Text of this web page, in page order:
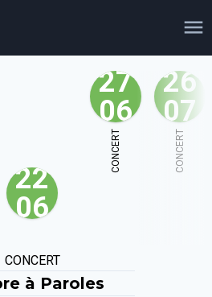
shop
facebook
22
06
27
06
CONCERT
26
07
CONCERT
CONCERT
à Paroles